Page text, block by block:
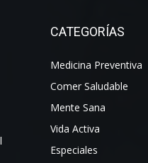
CATEGORÍAS
Medicina Preventiva
Comer Saludable
Mente Sana
Vida Activa
Especiales